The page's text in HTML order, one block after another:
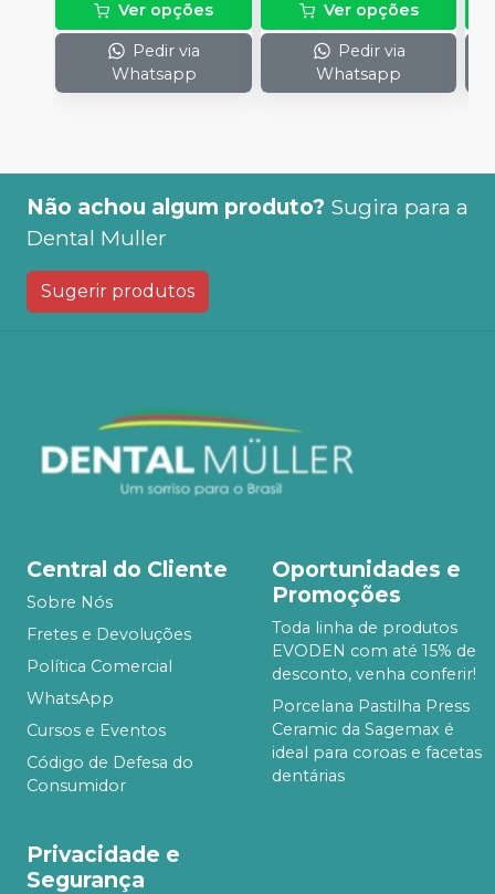
Ver opções
Pedir via
Whatsapp
Ver opções
Pedir via
Whatsapp
Não achou algum produto? Sugira para a
Dental Muller
Sugerir produtos
Central do Cliente
Sobre Nós
Fretes e Devoluções
Política Comercial
WhatsApp
Cursos e Eventos
Código de Defesa do
Consumidor
Oportunidades e
Promoções
Toda linha de produtos
EVODEN com até 15% de
desconto, venha conferir!
Porcelana Pastilha Press
Ceramic da Sagemax é
ideal para coroas e facetas
dentárias
Privacidade e
Segurança